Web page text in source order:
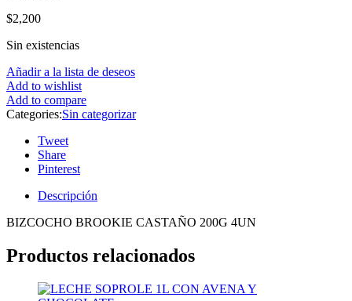
$2,200
Sin existencias
Añadir a la lista de deseos
Add to wishlist
Add to compare
Categories:Sin categorizar
Tweet
Share
Pinterest
Descripción
BIZCOCHO BROOKIE CASTAÑO 200G 4UN
Productos relacionados